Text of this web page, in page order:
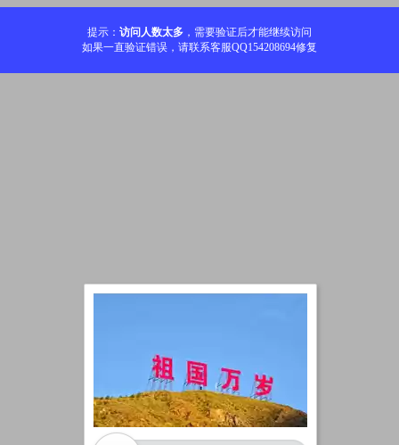
提示： 访问人数太多 ，需要验证后才能继续访问
如果一直验证错误，请联系客服QQ154208694修复